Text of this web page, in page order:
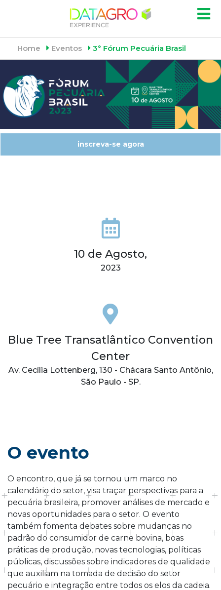
Home Eventos 3° Fórum Pecuária Brasil
inscreva-se agora
10 de Agosto,
2023
Blue Tree Transatlântico Convention
Center
Av. Cecília Lottenberg, 130 - Chácara Santo Antônio,
São Paulo - SP.
O evento
O encontro, que já se tornou um marco no
calendário do setor, visa traçar perspectivas para a
pecuária brasileira, promover análises de mercado e
novas oportunidades para o setor. O evento
também fomenta debates sobre mudanças no
padrão do consumidor de carne bovina, boas
práticas de produção, novas tecnologias, políticas
públicas, discussões sobre indicadores de qualidade
que auxiliam na tomada de decisão do setor
pecuário e integração entre todos os elos da cadeia.